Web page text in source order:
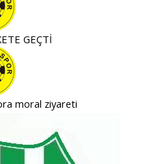
GEÇTİ
moral ziyareti